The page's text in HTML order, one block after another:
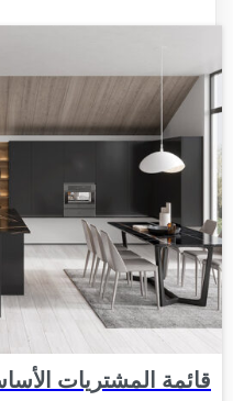
قائمة المشتريات